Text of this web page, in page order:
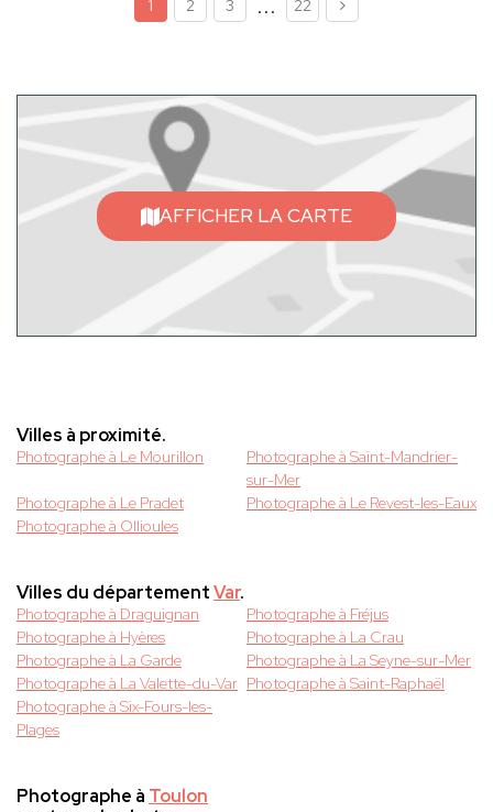
1 2 3 22
AFFICHER LA CARTE
Villes à proximité.
Photographe à Le Mourillon
Photographe à Saint-Mandrier-
sur-Mer
Photographe à Le Pradet
Photographe à Le Revest-les-Eaux
Photographe à Ollioules
Villes du départementVar.
Photographe à Draguignan
Photographe à Fréjus
Photographe à Hyères
Photographe à La Crau
Photographe à La Garde
Photographe à La Seyne-sur-Mer
Photographe à La Valette-du-Var Photographe à Saint-Raphaël
Photographe à Six-Fours-les-
Plages
Photographe à Toulon